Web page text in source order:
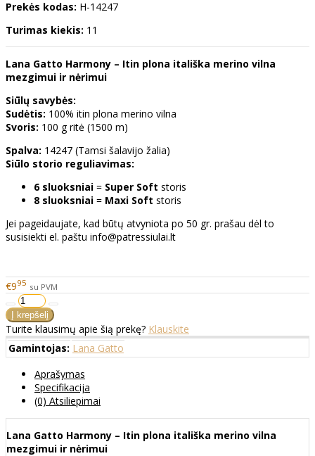
Prekės kodas: H-14247
Turimas kiekis: 11
Lana Gatto Harmony – Itin plona itališka merino vilna
mezgimui ir nėrimui
Siūlų savybės:
Sudėtis: 100% itin plona merino vilna
Svoris: 100 g ritė (1500 m)
Spalva: 14247 (Tamsi šalavijo žalia)
Siūlo storio reguliavimas:
6 sluoksniai = Super Soft storis
8 sluoksniai = Maxi Soft storis
Jei pageidaujate, kad būtų atvyniota po 50 gr. prašau dėl to
susisiekti el. paštu info@patressiulai.lt
€995 su PVM
Turite klausimų apie šią prekę? Klauskite
Gamintojas: Lana Gatto
Aprašymas
Specifikacija
(0) Atsiliepimai
Lana Gatto Harmony – Itin plona itališka merino vilna
mezgimui ir nėrimui